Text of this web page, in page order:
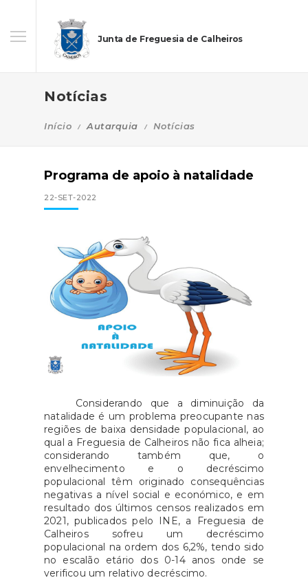
Junta de Freguesia de Calheiros
Notícias
Início Autarquia Notícias
Programa de apoio à natalidade
22-SET-2022
Considerando que a diminuição da
natalidade é um problema preocupante nas
regiões de baixa densidade populacional, ao
qual a Freguesia de Calheiros não fica alheia;
considerando também que, o
envelhecimento e o decréscimo
populacional têm originado consequências
negativas a nível social e económico, e em
resultado dos últimos censos realizados em
2021, publicados pelo INE, a Freguesia de
Calheiros sofreu um decréscimo
populacional na ordem dos 6,2%, tendo sido
no escalão etário dos 0-14 anos onde se
verificou um relativo decréscimo.